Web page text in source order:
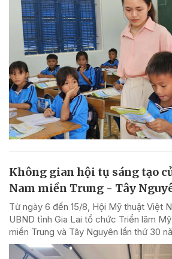
Không gian hội tụ sáng tạo
Nam miền Trung - Tây
Từ ngày 6 đến 15/8, Hội Mỹ thuật Việt
UBND tỉnh Gia Lai tổ chức Triển lãm
miền Trung và Tây Nguyên lần thứ 30